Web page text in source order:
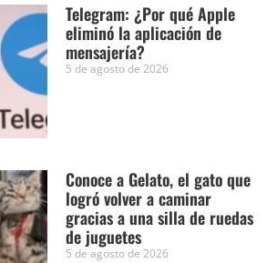
Telegram: ¿Por qué Apple
eliminó la aplicación de
mensajería?
5 de agosto de 2026
Conoce a Gelato, el gato que
logró volver a caminar
gracias a una silla de ruedas
de juguetes
5 de agosto de 2026